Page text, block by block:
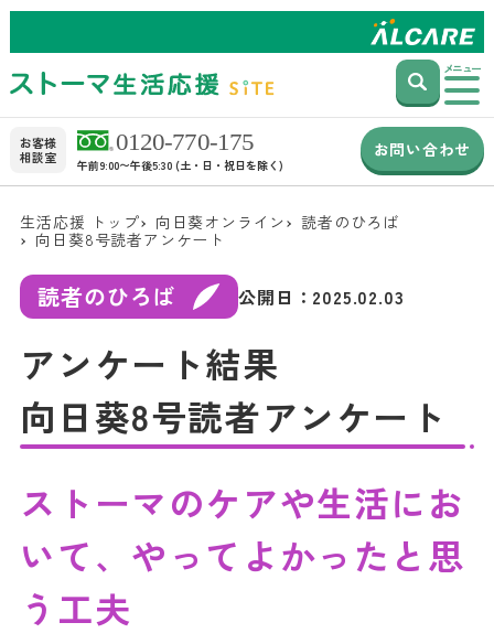
メニュー
お客様
相談室
午前9:00〜午後5:30 (土・日・祝日を除く)
お問い合わせ
生活応援 トップ 向日葵オンライン
読者のひろば
向日葵8号読者アンケート
読者のひろば 公開日： 2025.02.03
アンケート結果
向日葵8号読者アンケート
ストーマのケアや生活にお
いて、やってよかったと思
う工夫